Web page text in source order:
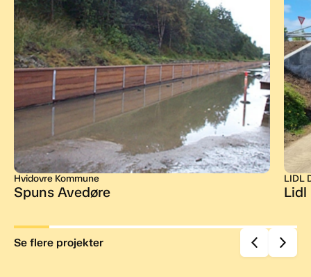
Se flere projekter
Hvidovre Kommune
Spuns Avedøre
LIDL
Lidl